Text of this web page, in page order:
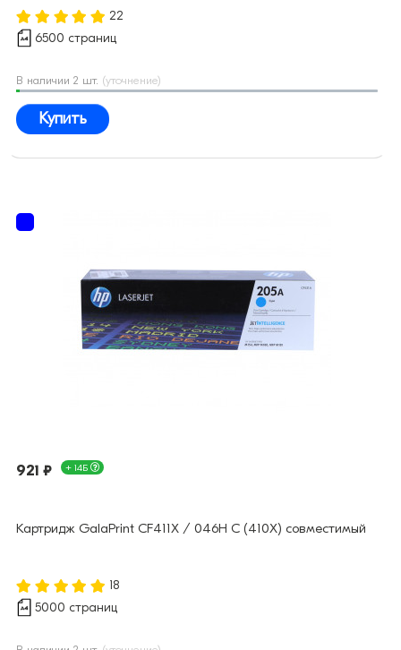
22
6500 страниц
В наличии 2 шт. (уточнение)
Купить
921 ₽ + 14Б
Картридж GalaPrint CF411X / 046H C (410X) совместимый
18
5000 страниц